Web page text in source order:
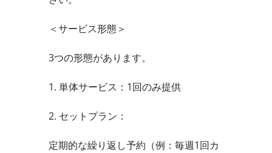
＜サービス形態＞
3つの形態があります。
1. 単体サービス：1回のみ提供
2. セットプラン：
定期的な繰り返し予約（例：毎週1回カ